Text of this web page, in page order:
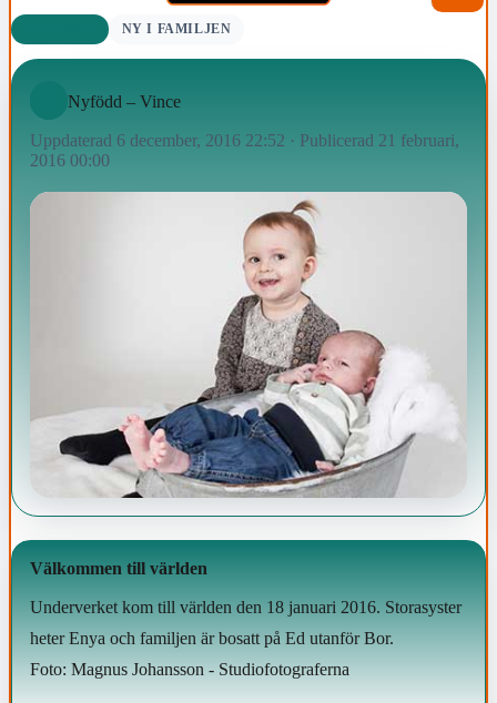
NY I FAMILJEN
Nyfödd – Vince
Uppdaterad 6 december, 2016 22:52 · Publicerad 21 februari,
2016 00:00
Välkommen till världen
Underverket kom till världen den 18 januari 2016. Storasyster
heter Enya och familjen är bosatt på Ed utanför Bor.
Foto: Magnus Johansson - Studiofotograferna